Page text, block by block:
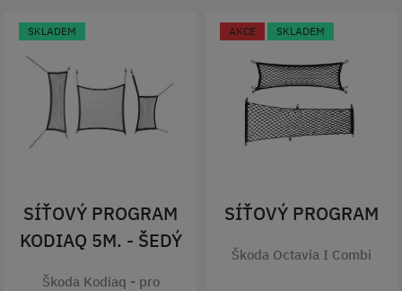
SKLADEM
SÍŤOVÝ PROGRAM
KODIAQ 5M. - ŠEDÝ
Škoda Kodiaq - pro
AKCE SKLADEM
SÍŤOVÝ PROGRAM
Škoda Octavia I Combi